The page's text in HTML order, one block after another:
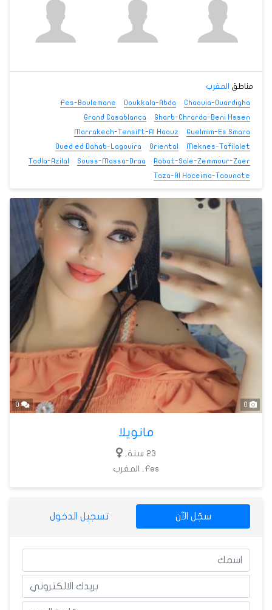
مناطق المغرب
Chaouia-Ouardigha
Doukkala-Abda
Fes-Boulemane
Gharb-Chrarda-Beni Hssen
Grand Casablanca
Guelmim-Es Smara
Marrakech-Tensift-Al Haouz
Meknes-Tafilalet
Oriental
Oued ed Dahab-Lagouira
Rabat-Sale-Zemmour-Zaer
Souss-Massa-Draa
Tadla-Azilal
Taza-Al Hoceima-Taounate
مانويلا
23 سنة,
Fes, المغرب
سجّل الآن تسجيل الدخول